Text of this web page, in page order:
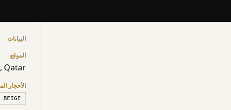
البيانات
الموقع
Qatar
الأحجار
BEIGE